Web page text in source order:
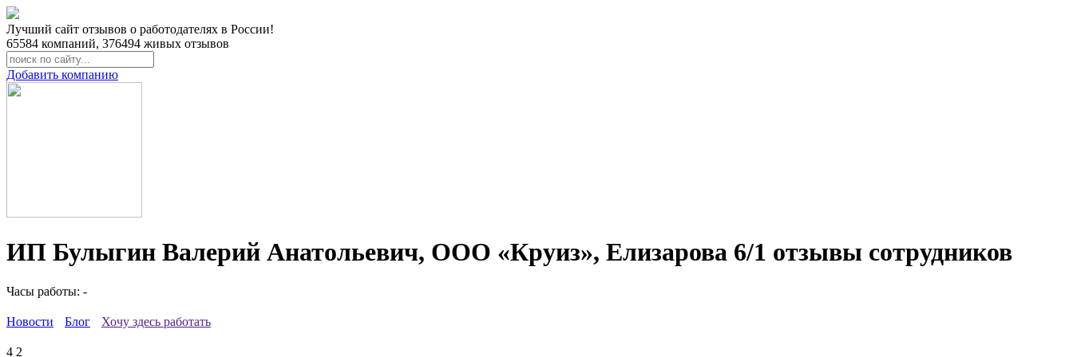
Лучший сайт отзывов о работодателях в России!
65584 компаний, 376494 живых отзывов
Добавить компанию
ИП Булыгин Валерий Анатольевич, ООО «Круиз», Елизарова 6/1 отзывы сотрудников
Часы работы: -
Новости Блог Хочу здесь работать
4 2